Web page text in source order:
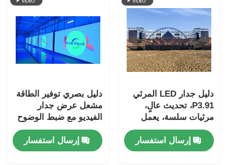
دليل جدار LED المرئي
P3.91، تحديث عالٍ،
مرئيات سلسة، يعمل
حتى في الحرارة
الشديدة، جاهز للمسرح
إرسال استفسار
دليل بصري توفير الطاقة
مشعل عرض جدار
الفيديو مع ضبط الوضوح
الذكي والاستهلاك
إرسال استفسار